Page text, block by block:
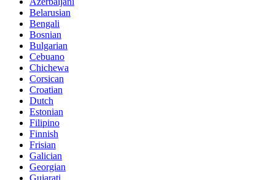
Belarusian
Bengali
Bosnian
Bulgarian
Cebuano
Chichewa
Corsican
Croatian
Dutch
Estonian
Filipino
Finnish
Frisian
Galician
Georgian